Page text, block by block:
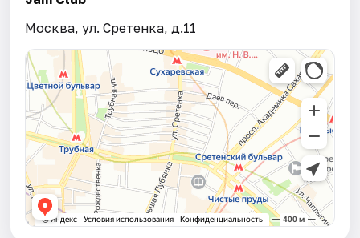
Москва, ул. Сретенка, д.11